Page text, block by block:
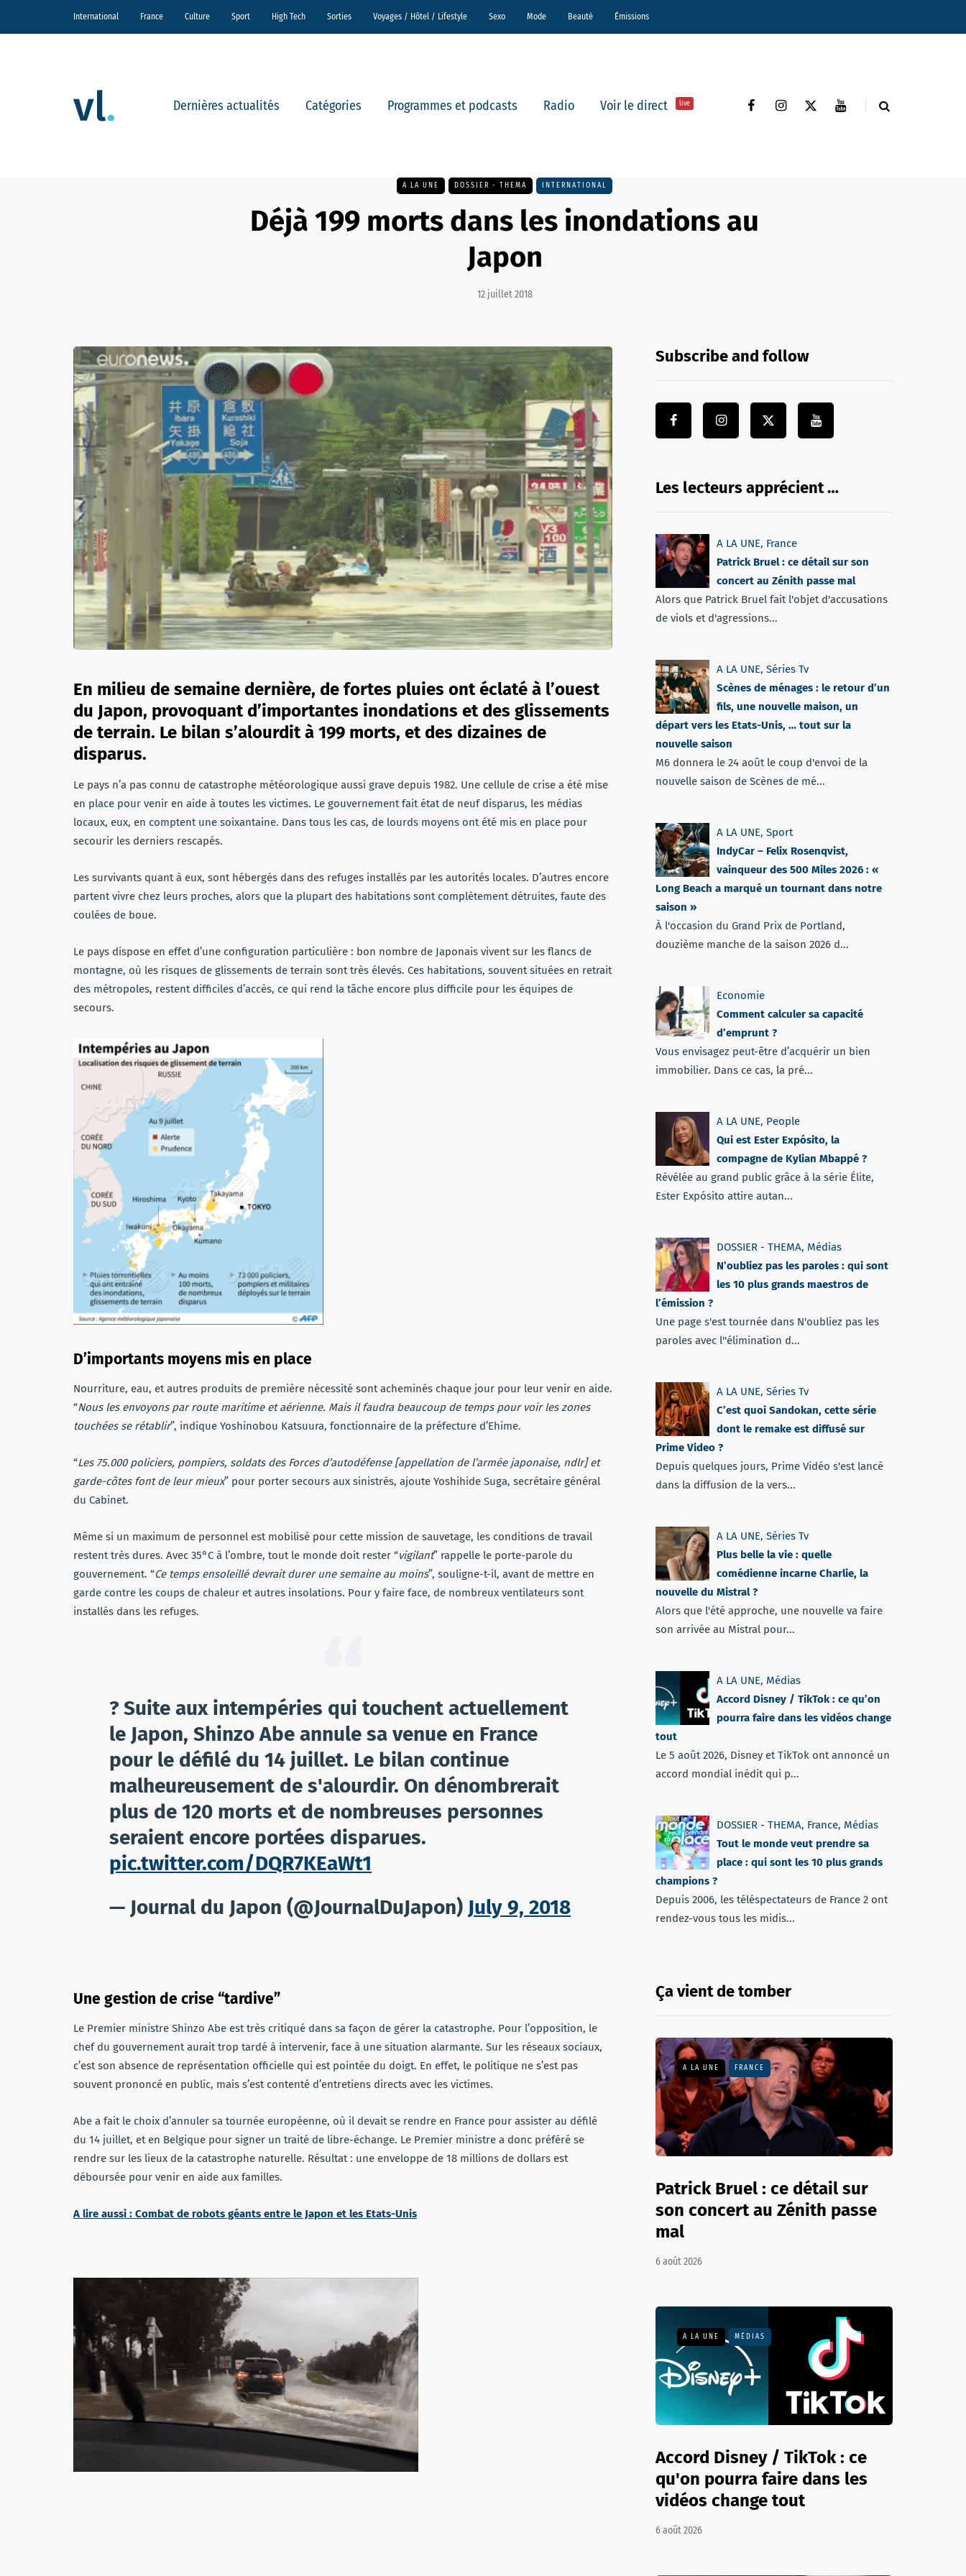
International France Culture Sport High Tech Sorties Voyages / Hôtel / Lifestyle Sexo Mode Beauté Émissions
Dernières actualités Catégories Programmes et podcasts Radio Voir le direct live
A LA UNE DOSSIER - THEMA INTERNATIONAL
Déjà 199 morts dans les inondations au
Japon
12 juillet 2018
En milieu de semaine dernière, de fortes pluies ont éclaté à l’ouest
du Japon, provoquant d’importantes inondations et des glissements
de terrain. Le bilan s’alourdit à 199 morts, et des dizaines de
disparus.
Le pays n’a pas connu de catastrophe météorologique aussi grave depuis 1982. Une cellule de crise a été mise
en place pour venir en aide à toutes les victimes. Le gouvernement fait état de neuf disparus, les médias
locaux, eux, en comptent une soixantaine. Dans tous les cas, de lourds moyens ont été mis en place pour
secourir les derniers rescapés.
Les survivants quant à eux, sont hébergés dans des refuges installés par les autorités locales. D’autres encore
partent vivre chez leurs proches, alors que la plupart des habitations sont complètement détruites, faute des
coulées de boue.
Le pays dispose en effet d’une configuration particulière : bon nombre de Japonais vivent sur les flancs de
montagne, où les risques de glissements de terrain sont très élevés. Ces habitations, souvent situées en retrait
des métropoles, restent difficiles d’accès, ce qui rend la tâche encore plus difficile pour les équipes de
secours.
D’importants moyens mis en place
Nourriture, eau, et autres produits de première nécessité sont acheminés chaque jour pour leur venir en aide.
“Nous les envoyons par route maritime et aérienne. Mais il faudra beaucoup de temps pour voir les zones
touchées se rétablir”, indique Yoshinobou Katsuura, fonctionnaire de la préfecture d’Ehime.
“Les 75.000 policiers, pompiers, soldats des Forces d’autodéfense [appellation de l’armée japonaise, ndlr] et
garde-côtes font de leur mieux” pour porter secours aux sinistrés, ajoute Yoshihide Suga, secrétaire général
du Cabinet.
Même si un maximum de personnel est mobilisé pour cette mission de sauvetage, les conditions de travail
restent très dures. Avec 35°C à l’ombre, tout le monde doit rester “vigilant” rappelle le porte-parole du
gouvernement. “Ce temps ensoleillé devrait durer une semaine au moins”, souligne-t-il, avant de mettre en
garde contre les coups de chaleur et autres insolations. Pour y faire face, de nombreux ventilateurs sont
installés dans les refuges.
? Suite aux intempéries qui touchent actuellement
le Japon, Shinzo Abe annule sa venue en France
pour le défilé du 14 juillet. Le bilan continue
malheureusement de s'alourdir. On dénombrerait
plus de 120 morts et de nombreuses personnes
seraient encore portées disparues.
pic.twitter.com/DQR7KEaWt1
— Journal du Japon (@JournalDuJapon) July 9, 2018
Une gestion de crise “tardive”
Le Premier ministre Shinzo Abe est très critiqué dans sa façon de gérer la catastrophe. Pour l’opposition, le
chef du gouvernement aurait trop tardé à intervenir, face à une situation alarmante. Sur les réseaux sociaux,
c’est son absence de représentation officielle qui est pointée du doigt. En effet, le politique ne s’est pas
souvent prononcé en public, mais s’est contenté d’entretiens directs avec les victimes.
Abe a fait le choix d’annuler sa tournée européenne, où il devait se rendre en France pour assister au défilé
du 14 juillet, et en Belgique pour signer un traité de libre-échange. Le Premier ministre a donc préféré se
rendre sur les lieux de la catastrophe naturelle. Résultat : une enveloppe de 18 millions de dollars est
déboursée pour venir en aide aux familles.
A lire aussi : Combat de robots géants entre le Japon et les Etats-Unis
Subscribe and follow
Les lecteurs apprécient …
A LA UNE, France
Patrick Bruel : ce détail sur son
concert au Zénith passe mal
Alors que Patrick Bruel fait l'objet d'accusations
de viols et d'agressions...
A LA UNE, Séries Tv
Scènes de ménages : le retour d’un
fils, une nouvelle maison, un
départ vers les Etats-Unis, … tout sur la
nouvelle saison
M6 donnera le 24 août le coup d'envoi de la
nouvelle saison de Scènes de mé...
A LA UNE, Sport
IndyCar – Felix Rosenqvist,
vainqueur des 500 Miles 2026 : «
Long Beach a marqué un tournant dans notre
saison »
À l'occasion du Grand Prix de Portland,
douzième manche de la saison 2026 d...
Economie
Comment calculer sa capacité
d’emprunt ?
Vous envisagez peut-être d’acquérir un bien
immobilier. Dans ce cas, la pré...
A LA UNE, People
Qui est Ester Expósito, la
compagne de Kylian Mbappé ?
Révélée au grand public grâce à la série Élite,
Ester Expósito attire autan...
DOSSIER - THEMA, Médias
N’oubliez pas les paroles : qui sont
les 10 plus grands maestros de
l’émission ?
Une page s'est tournée dans N'oubliez pas les
paroles avec l''élimination d...
A LA UNE, Séries Tv
C’est quoi Sandokan, cette série
dont le remake est diffusé sur
Prime Video ?
Depuis quelques jours, Prime Vidéo s'est lancé
dans la diffusion de la vers...
A LA UNE, Séries Tv
Plus belle la vie : quelle
comédienne incarne Charlie, la
nouvelle du Mistral ?
Alors que l'été approche, une nouvelle va faire
son arrivée au Mistral pour...
A LA UNE, Médias
Accord Disney / TikTok : ce qu’on
pourra faire dans les vidéos change
tout
Le 5 août 2026, Disney et TikTok ont annoncé un
accord mondial inédit qui p...
DOSSIER - THEMA, France, Médias
Tout le monde veut prendre sa
place : qui sont les 10 plus grands
champions ?
Depuis 2006, les téléspectateurs de France 2 ont
rendez-vous tous les midis...
Ça vient de tomber
A LA UNE FRANCE
Patrick Bruel : ce détail sur
son concert au Zénith passe
mal
6 août 2026
A LA UNE MÉDIAS
Accord Disney / TikTok : ce
qu'on pourra faire dans les
vidéos change tout
6 août 2026